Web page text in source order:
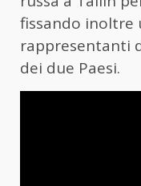
fissando inoltre
rappresentanti
dei due Paesi.